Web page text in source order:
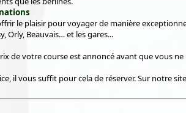
le plaisir pour voyager de manière
Orly, Beauvais… et les gares...
de votre course est annoncé avant que vous
il vous suffit pour cela de réserver. Sur notre